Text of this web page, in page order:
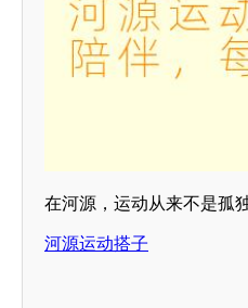
在河源，运动从来不是孤
河源运动搭子